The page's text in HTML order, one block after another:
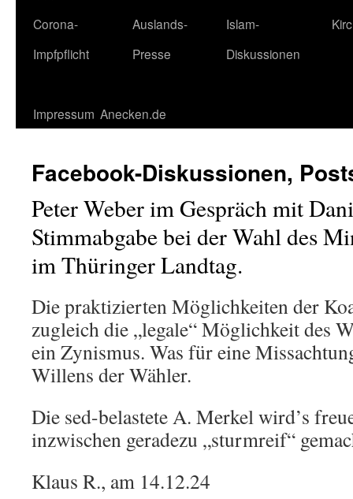
Corona-
Impfpflicht
Auslands-
Presse
Islam-
Diskussionen
Impressum Anecken.de
Facebook-Diskussionen,
Peter Weber im Gespräch mit
Stimmabgabe bei der Wahl des
im Thüringer Landtag.
Die praktizierten Möglichkeiten der
zugleich die „legale“ Möglichkeit des
ein Zynismus. Was für eine
Willens der Wähler.
Die sed-belastete A. Merkel wird’s
inzwischen geradezu „sturmreif“
Klaus R., am 14.12.24